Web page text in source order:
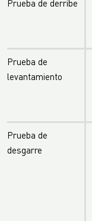
Prueba de derribe
Prueba de
levantamiento
Prueba de
desgarre